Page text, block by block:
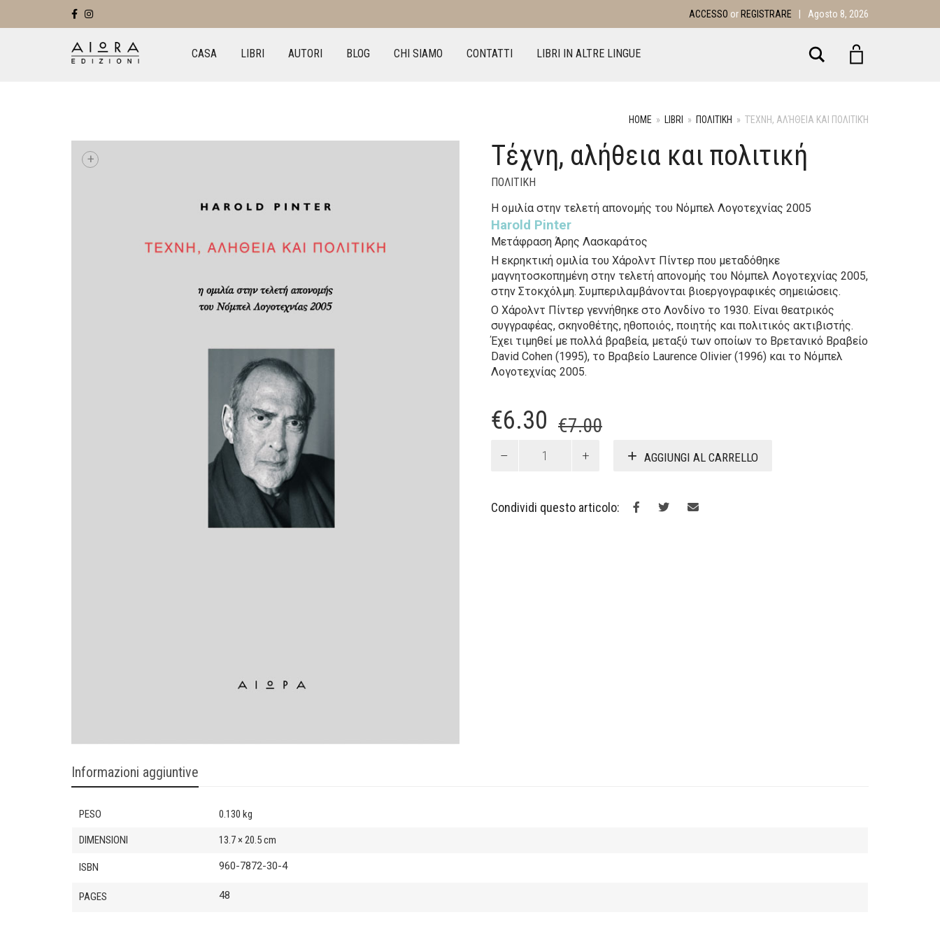
ACCESSO or REGISTRARE Agosto 8, 2026
CASA LIBRI AUTORI BLOG CHI SIAMO CONTATTI LIBRI IN ALTRE LINGUE Search
HOME » LIBRI » ΠΟΛΙΤΙΚΗ » ΤΈΧΝΗ, ΑΛΉΘΕΙΑ ΚΑΙ ΠΟΛΙΤΙΚΉ
+ Τέχνη, αλήθεια και πολιτική
ΠΟΛΙΤΙΚΗ
Η ομιλία στην τελετή απονομής του Νόμπελ Λογοτεχνίας 2005
Harold Pinter
Μετάφραση Άρης Λασκαράτος
Η εκρηκτική ομιλία του Χάρολντ Πίντερ που μεταδόθηκε
μαγνητοσκοπημένη στην τελετή απονομής του Νόμπελ Λογοτεχνίας 2005,
στην Στοκχόλμη. Συμπεριλαμβάνονται βιοεργογραφικές σημειώσεις.
Ο Χάρολντ Πίντερ γεννήθηκε στο Λονδίνο το 1930. Είναι θεατρικός
συγγραφέας, σκηνοθέτης, ηθοποιός, ποιητής και πολιτικός ακτιβιστής.
Έχει τιμηθεί με πολλά βραβεία, μεταξύ των οποίων το Βρετανικό Βραβείο
David Cohen (1995), το Βραβείο Laurence Olivier (1996) και το Νόμπελ
Λογοτεχνίας 2005.
€7.00Il
prezzo
originale
era:
€7.00.
€6.30
Il
prezzo
attuale
è:
€6.30.
quantità
AGGIUNGI AL CARRELLO
Condividi questo articolo:
Informazioni aggiuntive
PESO 0.130 kg
DIMENSIONI 13.7 × 20.5 cm
ISBN 960-7872-30-4
PAGES 48